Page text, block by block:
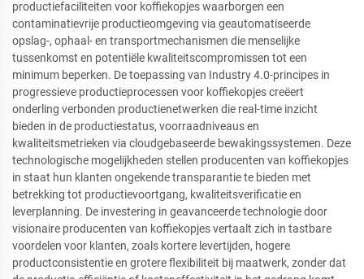
productiefaciliteiten voor koffiekopjes waarborgen een
contaminatievrije productieomgeving via geautomatiseerde
opslag-, ophaal- en transportmechanismen die menselijke
tussenkomst en potentiële kwaliteitscompromissen tot een
minimum beperken. De toepassing van Industry 4.0-principes in
progressieve productieprocessen voor koffiekopjes creëert
onderling verbonden productienetwerken die real-time inzicht
bieden in de productiestatus, voorraadniveaus en
kwaliteitsmetrieken via cloudgebaseerde bewakingssystemen. Deze
technologische mogelijkheden stellen producenten van koffiekopjes
in staat hun klanten ongekende transparantie te bieden met
betrekking tot productievoortgang, kwaliteitsverificatie en
leverplanning. De investering in geavanceerde technologie door
visionaire producenten van koffiekopjes vertaalt zich in tastbare
voordelen voor klanten, zoals kortere levertijden, hogere
productconsistentie en grotere flexibiliteit bij maatwerk, zonder dat